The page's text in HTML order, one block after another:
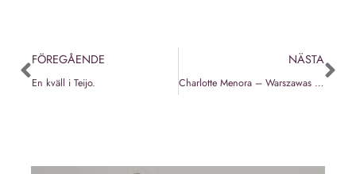
FÖREGÅENDE
En kväll i Teijo.
NÄSTA
Charlotte Menora – Warszawas bästa brunch.